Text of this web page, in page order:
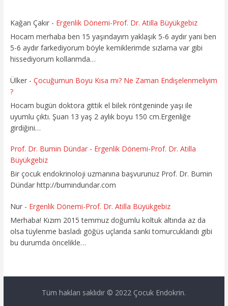
Kağan Çakır- Ergenlik Dönemi-Prof. Dr. Atilla Büyükgebiz
Hocam merhaba ben 15 yaşındayım yaklaşık 5-6 aydır yani ben
5-6 aydır farkediyorum böyle kemiklerimde sızlama var gibi
hissediyorum kollarımda…
Ülker- Çocuğumun Boyu Kısa mı? Ne Zaman Endişelenmeliyim
?
Hocam bugün doktora gittik el bilek röntgeninde yaşı ile
uyumlu çıktı. Şuan 13 yaş 2 aylık boyu 150 cm.Ergenliğe
girdiğini…
Prof. Dr. Bumin Dündar- Ergenlik Dönemi-Prof. Dr. Atilla
Büyükgebiz
Bir çocuk endokrinoloji uzmanına başvurunuz Prof. Dr. Bumin
Dündar http://bumindundar.com
Nur- Ergenlik Dönemi-Prof. Dr. Atilla Büyükgebiz
Merhaba! Kızım 2015 temmuz doğumlu koltuk altında az da
olsa tüylenme basladı göğüs uçlarıda sanki tomurcuklandı gibi
bu durumda öncelikle…
Tüm hakları saklıdır © 2022 Çocuk Endokrin.